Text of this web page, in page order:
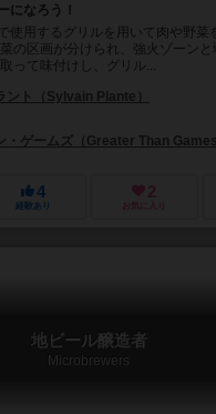
になろう！
使用するグリルを用いて肉や野菜
の区画が分けられ、強火ゾーン
って味付けし、グリル...
ント（Sylvain Plante）
・ゲームズ（Greater Than
4
経験あり
2
お気に入り
地ビール醸造者
Microbrewers